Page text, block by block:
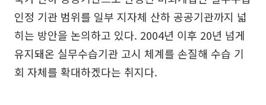
인정 기관 범위를 일부 지자체 산하 공공기관까지 넓
히는 방안을 논의하고 있다. 2004년 이후 20년 넘게
유지돼온 실무수습기관 고시 체계를 손질해 수습 기
회 자체를 확대하겠다는 취지다.